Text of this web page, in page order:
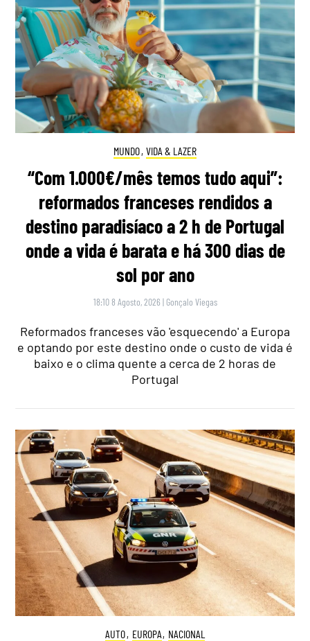
MUNDO, VIDA & LAZER
“Com 1.000€/mês temos tudo aqui”:
reformados franceses rendidos a
destino paradisíaco a 2 h de Portugal
onde a vida é barata e há 300 dias de
sol por ano
18:10 8 Agosto, 2026 | Gonçalo Viegas
Reformados franceses vão 'esquecendo' a Europa
e optando por este destino onde o custo de vida é
baixo e o clima quente a cerca de 2 horas de
Portugal
AUTO, EUROPA, NACIONAL